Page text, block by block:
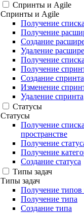
Спринты и Agile
Спринты и Agile
Получение
Получение
Создание
Удаление
Получение
Получение
Создание спринта
Изменение
Удаление спринта
Статусы
Статусы
Получение
пространстве
Получение
Получение
Создание статуса
Типы задач
Типы задач
Получение типов
Получение типа
Создание типа